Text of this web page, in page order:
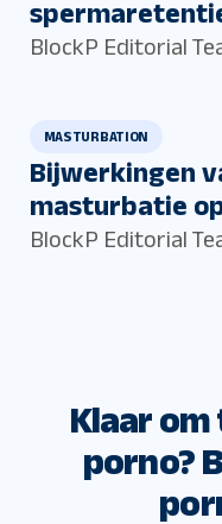
BlockP Editorial
MASTURBATION
Bijwerkingen
masturbatie
BlockP Editorial
Klaar
porno?